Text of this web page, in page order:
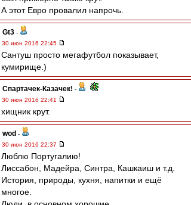
А этот Евро провалил напрочь.
Gt3 -
30 июн 2016 22:45
Сантуш просто мегафутбол показывает,
кумирище.)
Спартачек-Казачек! -
30 июн 2016 22:41
хищник крут.
wod -
30 июн 2016 22:37
Люблю Португалию!
Лиссабон, Мадейра, Синтра, Кашкаиш и т.д.
История, природы, кухня, напитки и ещё
многое.